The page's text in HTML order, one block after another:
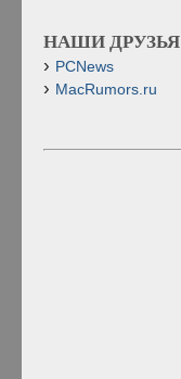
НАШИ ДРУЗЬЯ
PCNews
MacRumors.ru